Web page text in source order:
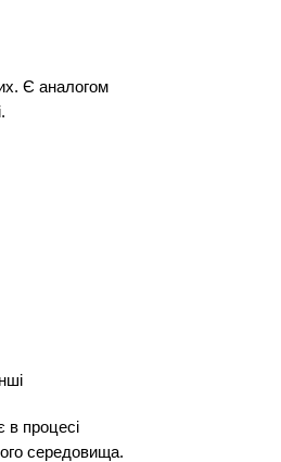
Є аналогом
в процесі
середовища.